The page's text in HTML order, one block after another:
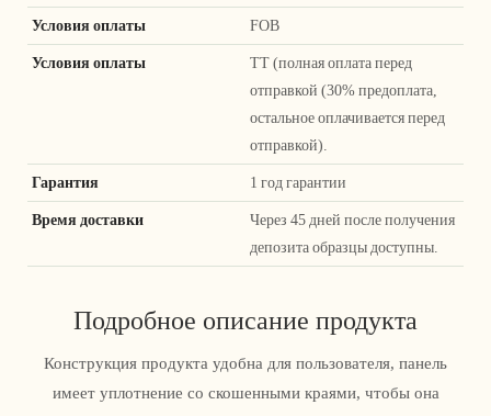
Условия оплаты FOB
Условия оплаты
ТТ (полная оплата перед
отправкой (30% предоплата,
остальное оплачивается перед
отправкой).
Гарантия 1 год гарантии
Время доставки
Через 45 дней после получения
депозита образцы доступны.
Подробное описание продукта
Конструкция продукта удобна для пользователя, панель
имеет уплотнение со скошенными краями, чтобы она